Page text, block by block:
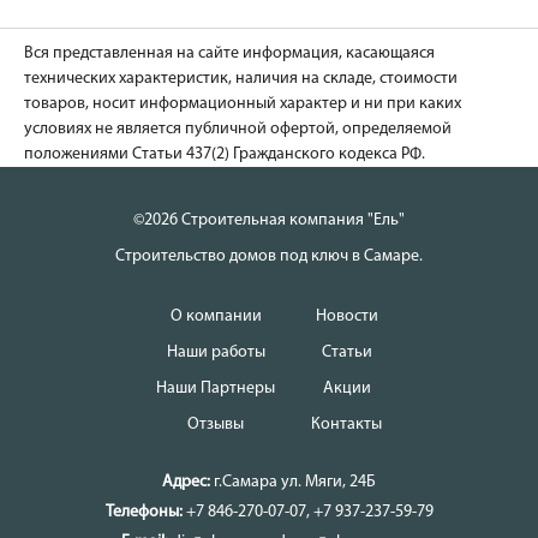
Вся представленная на сайте информация, касающаяся
технических характеристик, наличия на складе, стоимости
товаров, носит информационный характер и ни при каких
условиях не является публичной офертой, определяемой
положениями Статьи 437(2) Гражданского кодекса РФ.
©2026 Строительная компания "Ель"
Строительство домов под ключ в Самаре.
О компании
Наши работы
Наши Партнеры
Отзывы
Новости
Статьи
Акции
Контакты
Адрес: г.Самара ул. Мяги, 24Б
Телефоны: +7 846-270-07-07, +7 937-237-59-79